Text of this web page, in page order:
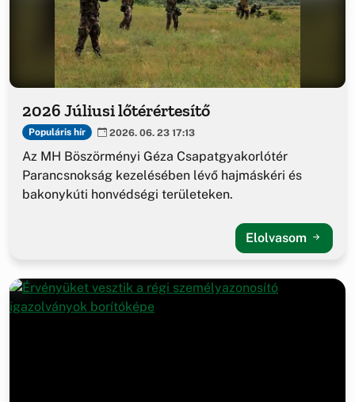
2026 Júliusi lőtérértesítő
Populáris hír 2026. 06. 23 17:13
Az MH Böszörményi Géza Csapatgyakorlótér
Parancsnokság kezelésében lévő hajmáskéri és
bakonykúti honvédségi területeken.
Elolvasom